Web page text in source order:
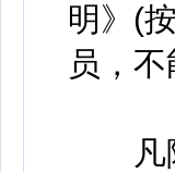
明》(
员，不
凡隐